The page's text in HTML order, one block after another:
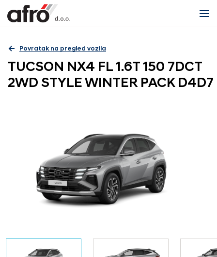
Povratak na pregled vozila
TUCSON NX4 FL 1.6T 150 7DCT
2WD STYLE WINTER PACK D4D7